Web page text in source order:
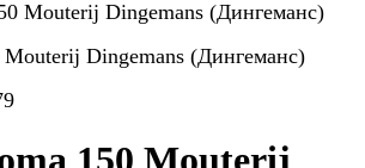
Dingemans (Дингеманс)